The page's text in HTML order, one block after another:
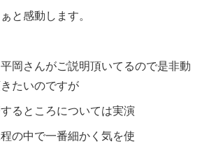
と感動します。
岡さんがご説明頂いてるので是非動
たいのですが
るところについては実演
の中で一番細かく気を使